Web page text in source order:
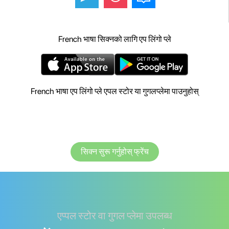
French भाषा सिक्नको लागि एप लिंगो प्ले
French भाषा एप लिंगो प्ले एपल स्टोर या गुगलप्लेमा पाउनुहोस्
सिक्न सुरू गर्नुहोस् फ्रेंच
एप्पल स्टोर वा गुगल प्लेमा उपलब्ध